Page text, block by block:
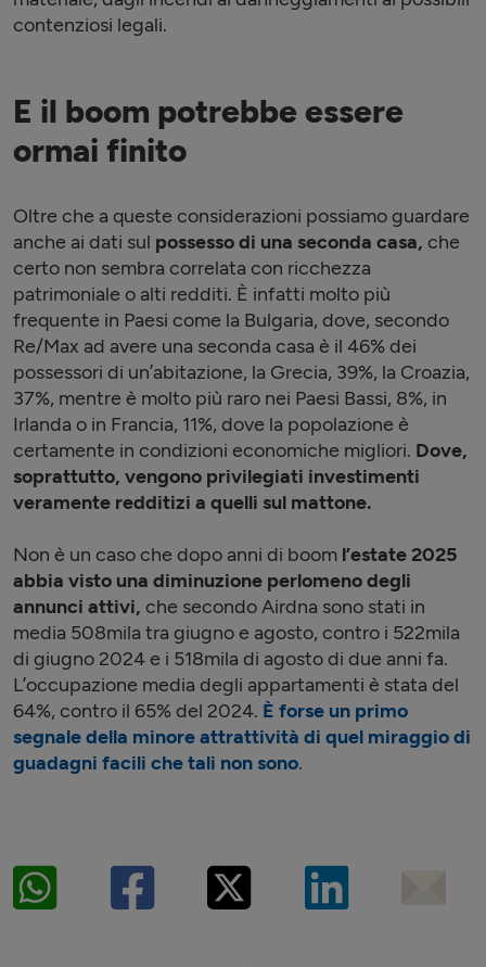
contenziosi legali.
E il boom potrebbe essere
ormai finito
Oltre che a queste considerazioni possiamo guardare
anche ai dati sul possesso di una seconda casa, che
certo non sembra correlata con ricchezza
patrimoniale o alti redditi. È infatti molto più
frequente in Paesi come la Bulgaria, dove, secondo
Re/Max ad avere una seconda casa è il 46% dei
possessori di un’abitazione, la Grecia, 39%, la Croazia,
37%, mentre è molto più raro nei Paesi Bassi, 8%, in
Irlanda o in Francia, 11%, dove la popolazione è
certamente in condizioni economiche migliori. Dove,
soprattutto, vengono privilegiati investimenti
veramente redditizi a quelli sul mattone.
Non è un caso che dopo anni di boom l’estate 2025
abbia visto una diminuzione perlomeno degli
annunci attivi, che secondo Airdna sono stati in
media 508mila tra giugno e agosto, contro i 522mila
di giugno 2024 e i 518mila di agosto di due anni fa.
L’occupazione media degli appartamenti è stata del
64%, contro il 65% del 2024. È forse un primo
segnale della minore attrattività di quel miraggio di
guadagni facili che tali non sono.